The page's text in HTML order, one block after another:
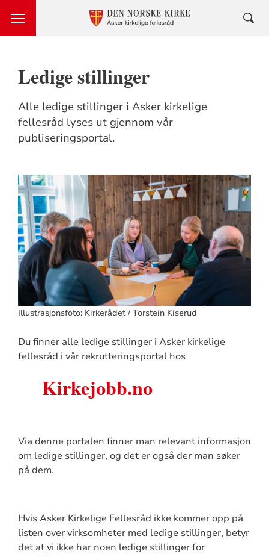
Ledige stillinger
Alle ledige stillinger i Asker kirkelige
fellesråd lyses ut gjennom vår
publiseringsportal.
Illustrasjonsfoto: Kirkerådet / Torstein Kiserud
Du finner alle ledige stillinger i Asker kirkelige
fellesråd i vår rekrutteringsportal hos
Kirkejobb.no
Via denne portalen finner man relevant informasjon
om ledige stillinger, og det er også der man søker
på dem.
Hvis Asker Kirkelige Fellesråd ikke kommer opp på
listen over virksomheter med ledige stillinger, betyr
det at vi ikke har noen ledige stillinger for